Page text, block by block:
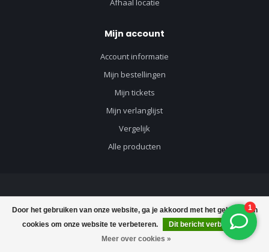
€61,11 Toevoegen aan winkelwagen
Door het gebruiken van onze website, ga je akkoord met het gebruik van
cookies om onze website te verbeteren.
Dit bericht verbergen
Meer over cookies »
Afhaal locatie
Mijn account
Account informatie
Mijn bestellingen
Mijn tickets
Mijn verlanglijst
Vergelijk
Alle producten
© Copyright 2026 Vloerenvisie voor vloeren en toebehoren - Powered by
Lightspeed-Lightspeed design byDyvelopment